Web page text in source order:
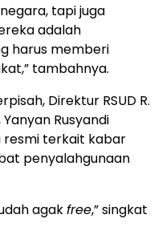
tapi juga
adalah
harus memberi
tambahnya.
Direktur RSUD R.
Rusyandi
resmi terkait kabar
penyalahgunaan
agakfree,” singkat